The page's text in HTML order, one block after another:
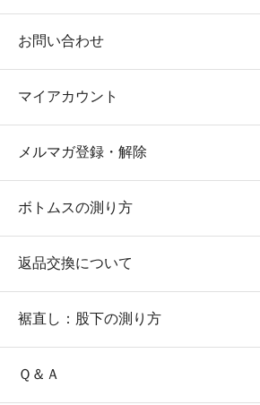
お問い合わせ
マイアカウント
メルマガ登録・解除
ボトムスの測り方
返品交換について
裾直し：股下の測り方
Ｑ＆Ａ